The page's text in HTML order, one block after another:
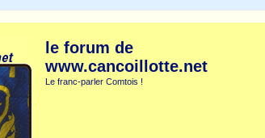
le forum de
www.cancoillotte.net
Le franc-parler Comtois !